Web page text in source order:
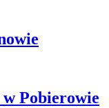
Pobierowie